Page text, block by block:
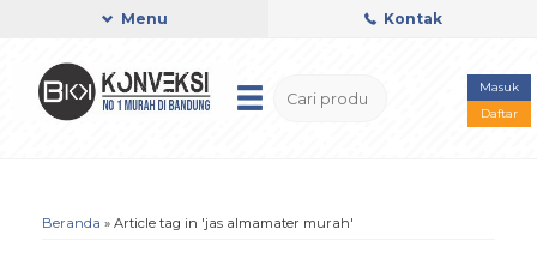
Menu Kontak
Masuk
Daftar
Beranda » Article tag in 'jas almamater murah'